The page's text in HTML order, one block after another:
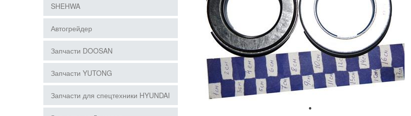
SHEHWA
Автогрейдер
Запчасти DOOSAN
Запчасти YUTONG
Запчасти для спецтехники HYUNDAI